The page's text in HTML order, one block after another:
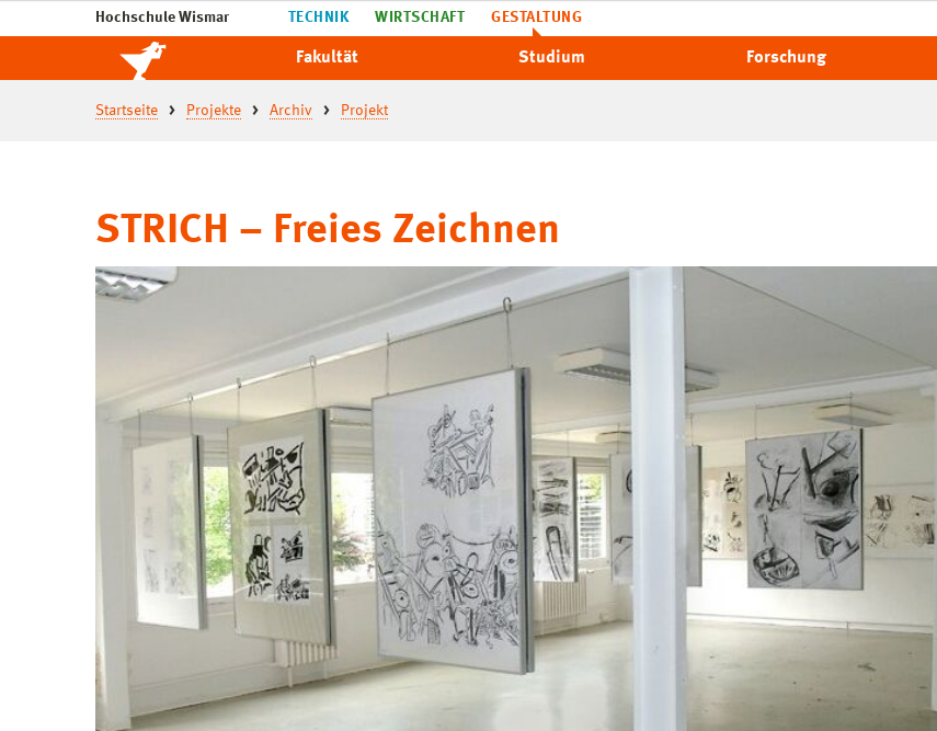
Hochschule Wismar TECHNIK WIRTSCHAFT GESTALTUNG
Fakultät Studium Forschung
Startseite Projekte Archiv Projekt
STRICH – Freies Zeichnen